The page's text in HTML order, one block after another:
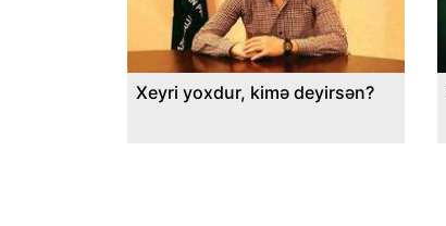
Xeyri yoxdur, kimə deyirsən?